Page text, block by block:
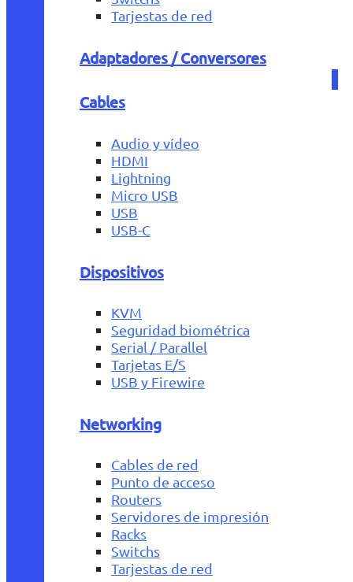
Tarjestas de red
Adaptadores / Conversores
Cables
Audio y vídeo
HDMI
Lightning
Micro USB
USB
USB-C
Dispositivos
KVM
Seguridad biométrica
Serial / Parallel
Tarjetas E/S
USB y Firewire
Networking
Cables de red
Punto de acceso
Routers
Servidores de impresión
Racks
Switchs
Tarjestas de red